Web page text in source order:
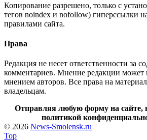
Копирование разрешено, только с
тегов noindex и nofollow) гиперссылки
правилами сайта.
Права
Редакция не несет ответственности за
комментариев. Мнение редакции может
мнением авторов. Все права на
владельцам.
Отправляя любую форму на сайте,
политикой
© 2026 News-Smolensk.ru
Top